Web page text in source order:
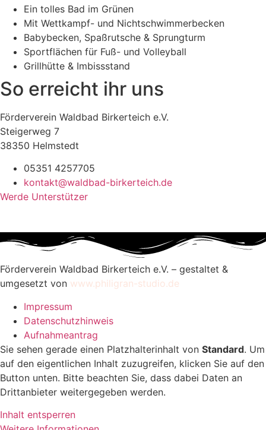
Ein tolles Bad im Grünen
Mit Wettkampf- und Nichtschwimmerbecken
Babybecken, Spaßrutsche & Sprungturm
Sportflächen für Fuß- und Volleyball
Grillhütte & Imbissstand
So erreicht ihr uns
Förderverein Waldbad Birkerteich e.V.
Steigerweg 7
38350 Helmstedt
05351 4257705
kontakt@waldbad-birkerteich.de
Werde Unterstützer
Förderverein Waldbad Birkerteich e.V. – gestaltet &
umgesetzt von www.philigran-studio.de
Impressum
Datenschutzhinweis
Aufnahmeantrag
Sie sehen gerade einen Platzhalterinhalt von Standard. Um
auf den eigentlichen Inhalt zuzugreifen, klicken Sie auf den
Button unten. Bitte beachten Sie, dass dabei Daten an
Drittanbieter weitergegeben werden.
Inhalt entsperren